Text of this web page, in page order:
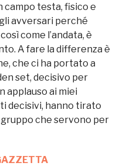
campo testa, fisico e
avversari perché
come l’andata, è
A fare la differenza è
che ci ha portato a
set, decisivo per
applauso ai miei
decisivi, hanno tirato
che servono per